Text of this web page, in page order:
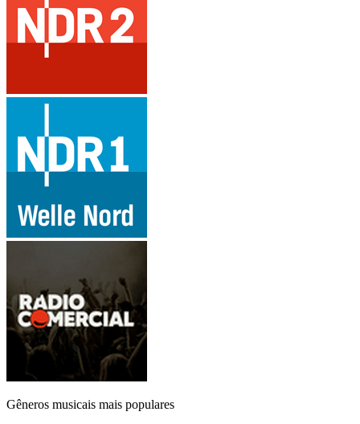
Gêneros musicais mais populares